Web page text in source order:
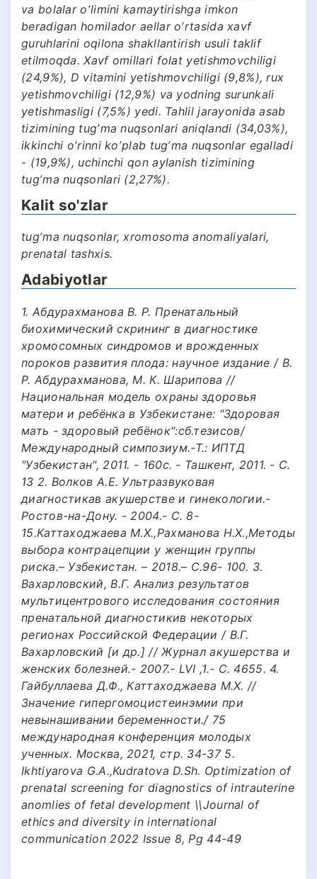
va bolalar oʼlimini kamaytirishga imkon
beradigan homilador aellar oʼrtasida xavf
guruhlarini oqilona shakllantirish usuli taklif
etilmoqda. Xavf omillari folat yetishmovchiligi
(24,9%), D vitamini yetishmovchiligi (9,8%), rux
yetishmovchiligi (12,9%) va yodning surunkali
yetishmasligi (7,5%) yedi. Tahlil jarayonida asab
tizimining tugʼma nuqsonlari aniqlandi (34,03%),
ikkinchi oʼrinni koʼplab tugʼma nuqsonlar egalladi
- (19,9%), uchinchi qon aylanish tizimining
tugʼma nuqsonlari (2,27%).
Kalit so'zlar
tugʼma nuqsonlar, xromosoma anomaliyalari,
prenatal tashxis.
Adabiyotlar
1. Абдурахманова В. Р. Пренатальный
биохимический скрининг в диагностике
хромосомных синдромов и врожденных
пороков развития плода: научное издание / В.
Р. Абдурахманова, М. К. Шарипова //
Национальная модель охраны здоровья
матери и ребёнка в Узбекистане: "Здоровая
мать - здоровый ребёнок":сб.тезисов/
Международный симпозиум.-Т.: ИПТД
"Узбекистан", 2011. - 160с. - Ташкент, 2011. - C.
13 2. Волков А.Е. Ультразвуковая
диагностикав акушерстве и гинекологии.-
Ростов-на-Дону. - 2004.- С. 8-
15.Каттаходжаева М.Х.,Рахманова Н.Х.,Методы
выбора контрацепции у женщин группы
риска.– Узбекистан. – 2018.– С.96- 100. 3.
Вахарловский, В.Г. Анализ результатов
мультицентрового исследования состояния
пренатальной диагностикив некоторых
регионах Российской Федерации / В.Г.
Вахарловский [и др.] // Журнал акушерства и
женских болезней.- 2007.- LVI ,1.- С. 4655. 4.
Гайбуллаева Д.Ф., Каттаходжаева М.Х. //
Значение гипергомоцистеинэмии при
невынашивании беременности./ 75
международная конференция молодых
ученных. Москва, 2021, стр. 34-37 5.
Ikhtiyarova G.A.,Kudratova D.Sh. Optimization of
prenatal screening for diagnostics of intrauterine
anomlies of fetal development \\Journal of
ethics and diversity in international
communication 2022 Issue 8, Pg 44-49